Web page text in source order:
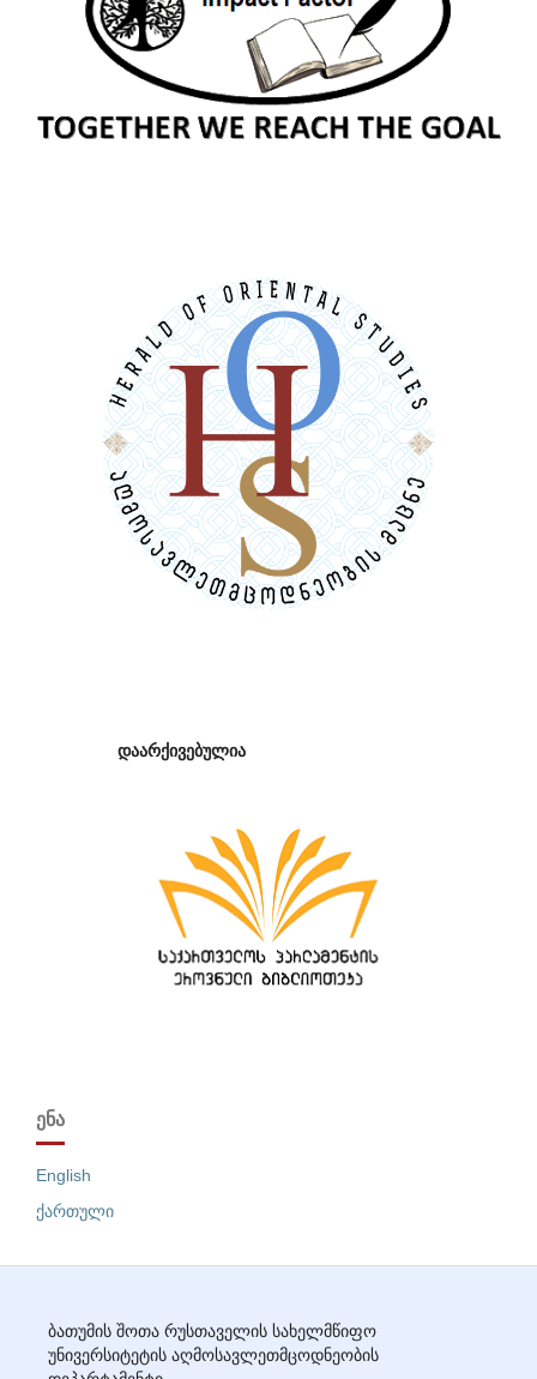
დაარქივებულია
ᲔᲜᲐ
English
ქართული
ბათუმის შოთა რუსთაველის სახელმწიფო
უნივერსიტეტის აღმოსავლეთმცოდნეობის